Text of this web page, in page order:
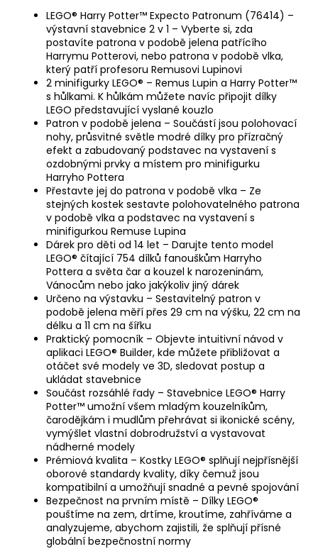
LEGO® Harry Potter™ Expecto Patronum (76414) –
výstavní stavebnice 2 v 1 – Vyberte si, zda
postavíte patrona v podobě jelena patřícího
Harrymu Potterovi, nebo patrona v podobě vlka,
který patří profesoru Remusovi Lupinovi
2 minifigurky LEGO® – Remus Lupin a Harry Potter™
s hůlkami. K hůlkám můžete navíc připojit dílky
LEGO představující vyslané kouzlo
Patron v podobě jelena – Součástí jsou polohovací
nohy, průsvitné světle modré dílky pro přízračný
efekt a zabudovaný podstavec na vystavení s
ozdobnými prvky a místem pro minifigurku
Harryho Pottera
Přestavte jej do patrona v podobě vlka – Ze
stejných kostek sestavte polohovatelného patrona
v podobě vlka a podstavec na vystavení s
minifigurkou Remuse Lupina
Dárek pro děti od 14 let – Darujte tento model
LEGO® čítající 754 dílků fanouškům Harryho
Pottera a světa čar a kouzel k narozeninám,
Vánocům nebo jako jakýkoliv jiný dárek
Určeno na výstavku – Sestavitelný patron v
podobě jelena měří přes 29 cm na výšku, 22 cm na
délku a 11 cm na šířku
Praktický pomocník – Objevte intuitivní návod v
aplikaci LEGO® Builder, kde můžete přibližovat a
otáčet své modely ve 3D, sledovat postup a
ukládat stavebnice
Součást rozsáhlé řady – Stavebnice LEGO® Harry
Potter™ umožní všem mladým kouzelníkům,
čarodějkám i mudlům přehrávat si ikonické scény,
vymýšlet vlastní dobrodružství a vystavovat
nádherné modely
Prémiová kvalita – Kostky LEGO® splňují nejpřísnější
oborové standardy kvality, díky čemuž jsou
kompatibilní a umožňují snadné a pevné spojování
Bezpečnost na prvním místě – Dílky LEGO®
pouštíme na zem, drtíme, kroutíme, zahříváme a
analyzujeme, abychom zajistili, že splňují přísné
globální bezpečnostní normy